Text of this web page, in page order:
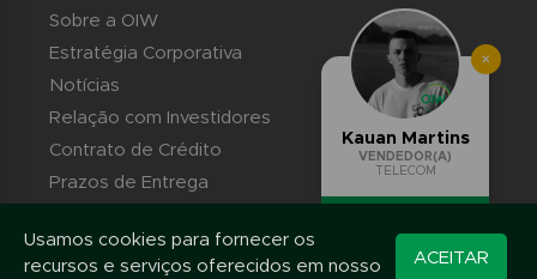
Sobre a OIW
Estratégia Corporativa
Notícias
Relação com Investidores
Contrato de Crédito
Prazos de Entrega
Contato
×
Kauan Martins
VENDEDOR(A)
TELECOM
Converse pelo
WhatsApp
ACEITAR
Usamos cookies para fornecer os
recursos e serviços oferecidos em nosso